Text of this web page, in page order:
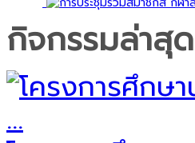
กิจกรรมล่าสุด